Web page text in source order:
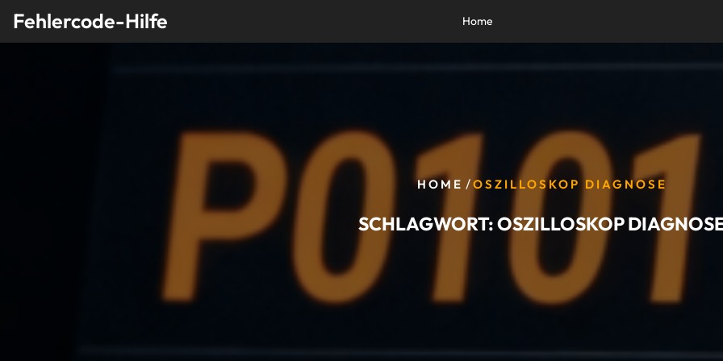
content
Fehlercode-Hilfe Home
HOME /OSZILLOSKOP DIAGNOSE
SCHLAGWORT:OSZILLOSKOP